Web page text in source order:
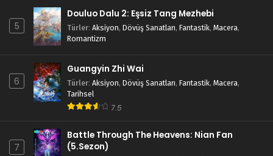
5
Douluo Dalu 2: Eşsiz Tang Mezhebi
Türler: Aksiyon, Dövüş Sanatları, Fantastik, Macera,
Romantizm
6
Guangyin Zhi Wai
Türler: Aksiyon, Dövüş Sanatları, Fantastik, Macera,
Tarihsel
7.5
7
Battle Through The Heavens: Nian Fan
(5.Sezon)